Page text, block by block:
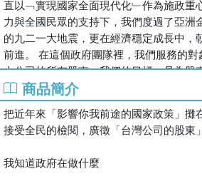
直以﹁實現國家全面現代化﹂作為施政重
力與全國民眾的支持下，我們度過了亞洲
的九二一大地震，更在經濟穩定成長中，
前進。 在這個政府團隊裡，我們服務的
大公司的所有股東，我們的目標，是為股
的前景，營造一個公平正義的大環境，讓
獲得合理的報酬，也讓辛勤工作、安份守
持這樣的一個理念，我們提出了一系列的
區分為社會的、政治的、科技的、經濟的
策有些已經獲致初步的成效，開始逐漸發
商品簡介
把近年來「影響你我前途的國家政策」攤
接受全民的檢閱，廣徵「台灣公司的股東
我知道政府在做什麼